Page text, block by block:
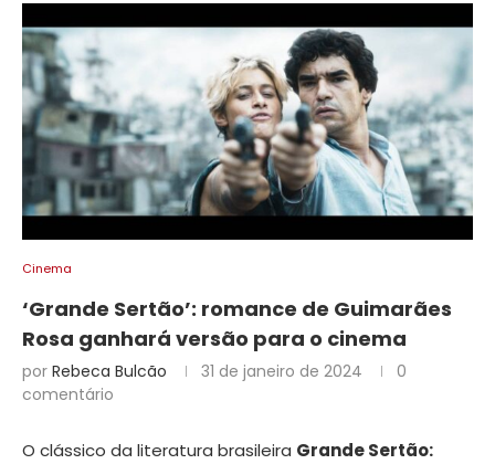
Cinema
‘Grande Sertão’: romance de Guimarães
Rosa ganhará versão para o cinema
por Rebeca Bulcão 31 de janeiro de 2024
0
comentário
O clássico da literatura brasileira Grande Sertão: